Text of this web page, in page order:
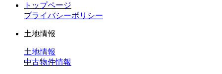
トップページ
プライバシーポリシー
土地情報
土地情報
中古物件情報